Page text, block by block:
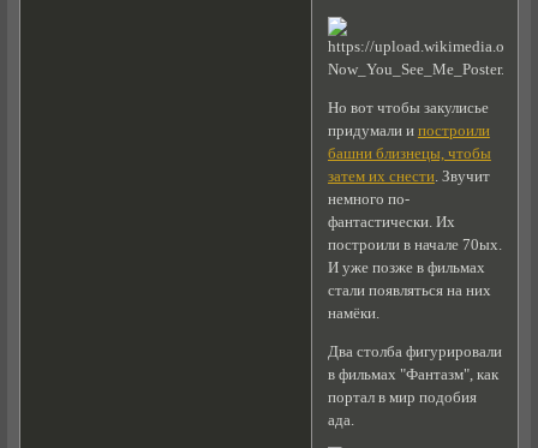
Но вот чтобы закулисье
придумали и построили
башни близнецы, чтобы
затем их снести. Звучит
немного по-
фантастически. Их
построили в начале 70ых.
И уже позже в фильмах
стали появляться на них
намёки.
Два столба фигурировали
в фильмах "Фантазм", как
портал в мир подобия
ада.